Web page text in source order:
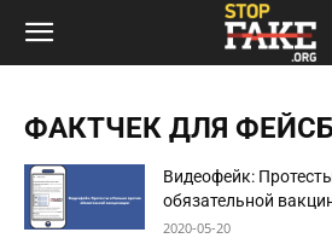
ФАКТЧЕК ДЛЯ
Видеофейк:
обязательной
2020-05-20